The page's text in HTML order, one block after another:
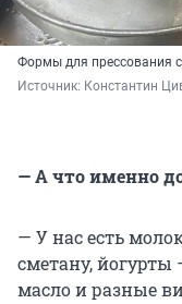
Формы для прессования
Источник: Константин
— А что именно
— У нас есть
сметану, йогурты
масло и разные